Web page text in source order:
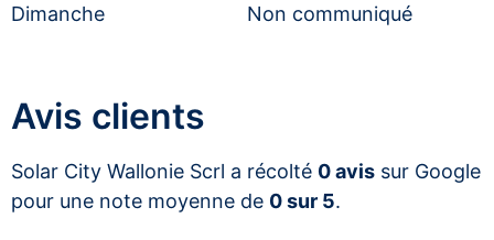
Dimanche
Non communiqué
Avis clients
Solar City Wallonie Scrl a récolté 0 avis sur Google
pour une note moyenne de 0 sur 5.